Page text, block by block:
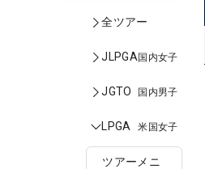
全ツアー
JLPGA国内女子
JGTO 国内男子
LPGA 米国女子
ツアーメニ